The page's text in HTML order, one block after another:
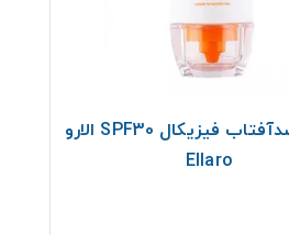
فلوئید ضدآفتاب فیزیکال SPF30 الارو
Ellaro